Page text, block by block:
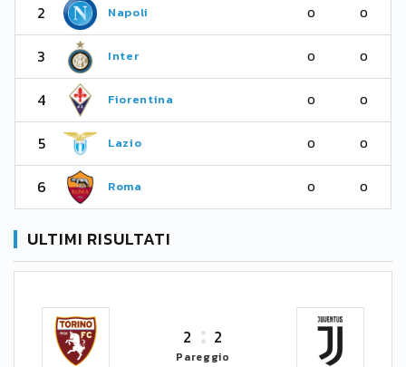
2 Napoli 0 0
3 Inter 0 0
4 Fiorentina 0 0
5 Lazio 0 0
6 Roma 0 0
ULTIMI RISULTATI
2 2
Pareggio